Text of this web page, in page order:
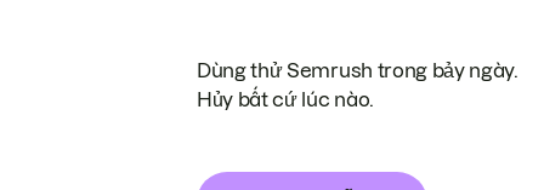
Dùng thử Semrush trong bảy ngày.
Hủy bất cứ lúc nào.